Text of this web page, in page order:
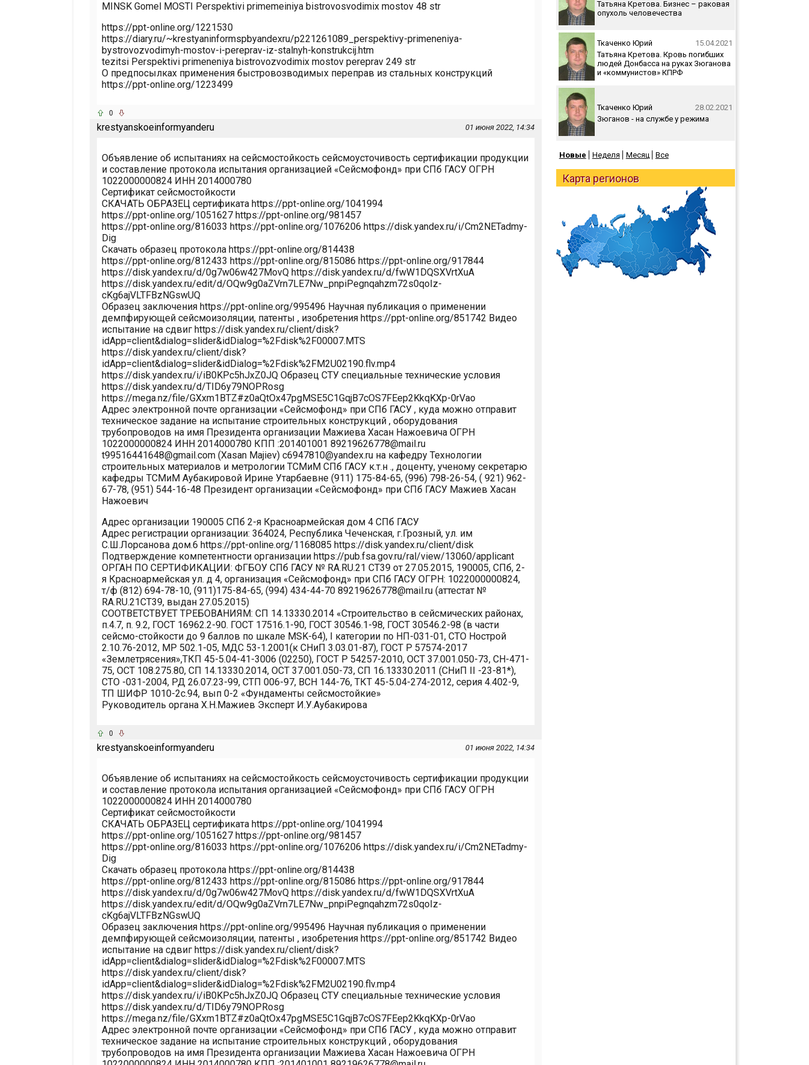
MINSK Gomel MOSTI Perspektivi primemeiniya bistrovosvodimix mostov 48 str
https://ppt-online.org/1221530
https://diary.ru/~krestyaninformspbyandexru/p221261089_perspektivy-primeneniya-
bystrovozvodimyh-mostov-i-pereprav-iz-stalnyh-konstrukcij.htm
tezitsi Perspektivi primeneniya bistrovozvodimix mostov pereprav 249 str
О предпосылках применения быстровозводимых переправ из стальных конструкций
https://ppt-online.org/1223499
0
krestyanskoeinformyanderu 01 июня 2022, 14:34
Объявление об испытаниях на сейсмостойкость сейсмоусточивость сертификации продукции
и составление протокола испытания организацией «Сейсмофонд» при СПб ГАСУ ОГРН
1022000000824 ИНН 2014000780
Сертификат сейсмостойкости
СКАЧАТЬ ОБРАЗЕЦ сертификата https://ppt-online.org/1041994
https://ppt-online.org/1051627 https://ppt-online.org/981457
https://ppt-online.org/816033 https://ppt-online.org/1076206 https://disk.yandex.ru/i/Cm2NETadmy-
Dig
Скачать образец протокола https://ppt-online.org/814438
https://ppt-online.org/812433 https://ppt-online.org/815086 https://ppt-online.org/917844
https://disk.yandex.ru/d/0g7w06w427MovQ https://disk.yandex.ru/d/fwW1DQSXVrtXuA
https://disk.yandex.ru/edit/d/OQw9g0aZVrn7LE7Nw_pnpiPegnqahzm72s0qoIz-
cKg6ajVLTFBzNGswUQ
Образец заключения https://ppt-online.org/995496 Научная публикация о применении
демпфирующей сейсмоизоляции, патенты , изобретения https://ppt-online.org/851742 Видео
испытание на сдвиг https://disk.yandex.ru/client/disk?
idApp=client&dialog=slider&idDialog=%2Fdisk%2F00007.MTS
https://disk.yandex.ru/client/disk?
idApp=client&dialog=slider&idDialog=%2Fdisk%2FM2U02190.flv.mp4
https://disk.yandex.ru/i/iB0KPc5hJxZ0JQ Образец СТУ специальные технические условия
https://disk.yandex.ru/d/TID6y79NOPRosg
https://mega.nz/file/GXxm1BTZ#z0aQtOx47pgMSE5C1GqjB7cOS7FEep2KkqKXp-0rVao
Адрес электронной почте организации «Сейсмофонд» при СПб ГАСУ , куда можно отправит
техническое задание на испытание строительных конструкций , оборудования
трубопроводов на имя Президента организации Мажиева Хасан Нажоевича ОГРН
1022000000824 ИНН 2014000780 КПП :201401001 89219626778@mail.ru
t99516441648@gmail.com (Xasan Majiev) с6947810@yandex.ru на кафедру Технологии
строительных материалов и метрологии ТСМиМ СПб ГАСУ к.т.н ., доценту, ученому секретарю
кафедры ТСМиМ Аубакировой Ирине Утарбаевне (911) 175-84-65, (996) 798-26-54, ( 921) 962-
67-78, (951) 544-16-48 Президент организации «Сейсмофонд» при СПб ГАСУ Мажиев Хасан
Нажоевич
Адрес организации 190005 СПб 2-я Красноармейская дом 4 СПб ГАСУ
Адрес регистрации организации: 364024, Республика Чеченская, г.Грозный, ул. им
С.Ш.Лорсанова дом.6 https://ppt-online.org/1168085 https://disk.yandex.ru/client/disk
Подтверждение компетентности организации https://pub.fsa.gov.ru/ral/view/13060/applicant
ОРГАН ПО СЕРТИФИКАЦИИ: ФГБОУ СПб ГАСУ № RA.RU.21 СТ39 от 27.05.2015, 190005, СПб, 2-
я Красноармейская ул. д 4, организация «Сейсмофонд» при СПб ГАСУ ОГРН: 1022000000824,
т/ф (812) 694-78-10, (911)175-84-65, (994) 434-44-70 89219626778@mail.ru (аттестат №
RA.RU.21СТ39, выдан 27.05.2015)
СООТВЕТСТВУЕТ ТРЕБОВАНИЯМ: СП 14.13330.2014 «Строительство в сейсмических районах,
п.4.7, п. 9.2, ГОСТ 16962.2-90. ГОСТ 17516.1-90, ГОСТ 30546.1-98, ГОСТ 30546.2-98 (в части
сейсмо-стойкости до 9 баллов по шкале MSK-64), I категории по НП-031-01, СТО Нострой
2.10.76-2012, МР 502.1-05, МДС 53-1.2001(к СНиП 3.03.01-87), ГОСТ Р 57574-2017
«Землетрясения»,ТКП 45-5.04-41-3006 (02250), ГОСТ Р 54257-2010, ОСТ 37.001.050-73, СН-471-
75, ОСТ 108.275.80, СП 14.13330.2014, ОСТ 37.001.050-73, СП 16.13330.2011 (СНиП II -23-81*),
СТО -031-2004, РД 26.07.23-99, СТП 006-97, ВСН 144-76, ТКТ 45-5.04-274-2012, серия 4.402-9,
ТП ШИФР 1010-2с.94, вып 0-2 «Фундаменты сейсмостойкие»
Руководитель органа Х.Н.Мажиев Эксперт И.У.Аубакирова
0
krestyanskoeinformyanderu 01 июня 2022, 14:34
Объявление об испытаниях на сейсмостойкость сейсмоусточивость сертификации продукции
и составление протокола испытания организацией «Сейсмофонд» при СПб ГАСУ ОГРН
1022000000824 ИНН 2014000780
Сертификат сейсмостойкости
СКАЧАТЬ ОБРАЗЕЦ сертификата https://ppt-online.org/1041994
https://ppt-online.org/1051627 https://ppt-online.org/981457
https://ppt-online.org/816033 https://ppt-online.org/1076206 https://disk.yandex.ru/i/Cm2NETadmy-
Dig
Скачать образец протокола https://ppt-online.org/814438
https://ppt-online.org/812433 https://ppt-online.org/815086 https://ppt-online.org/917844
https://disk.yandex.ru/d/0g7w06w427MovQ https://disk.yandex.ru/d/fwW1DQSXVrtXuA
https://disk.yandex.ru/edit/d/OQw9g0aZVrn7LE7Nw_pnpiPegnqahzm72s0qoIz-
cKg6ajVLTFBzNGswUQ
Образец заключения https://ppt-online.org/995496 Научная публикация о применении
демпфирующей сейсмоизоляции, патенты , изобретения https://ppt-online.org/851742 Видео
испытание на сдвиг https://disk.yandex.ru/client/disk?
idApp=client&dialog=slider&idDialog=%2Fdisk%2F00007.MTS
https://disk.yandex.ru/client/disk?
idApp=client&dialog=slider&idDialog=%2Fdisk%2FM2U02190.flv.mp4
https://disk.yandex.ru/i/iB0KPc5hJxZ0JQ Образец СТУ специальные технические условия
https://disk.yandex.ru/d/TID6y79NOPRosg
https://mega.nz/file/GXxm1BTZ#z0aQtOx47pgMSE5C1GqjB7cOS7FEep2KkqKXp-0rVao
Адрес электронной почте организации «Сейсмофонд» при СПб ГАСУ , куда можно отправит
техническое задание на испытание строительных конструкций , оборудования
трубопроводов на имя Президента организации Мажиева Хасан Нажоевича ОГРН
Татьяна Кретова. Бизнес – раковая
опухоль человечества
Ткаченко Юрий
15.04.2021
Татьяна Кретова. Кровь погибших
людей Донбасса на руках Зюганова
и «коммунистов» КПРФ
Ткаченко Юрий
28.02.2021
Зюганов - на службе у режима
Новые Неделя Месяц Все
Карта регионов